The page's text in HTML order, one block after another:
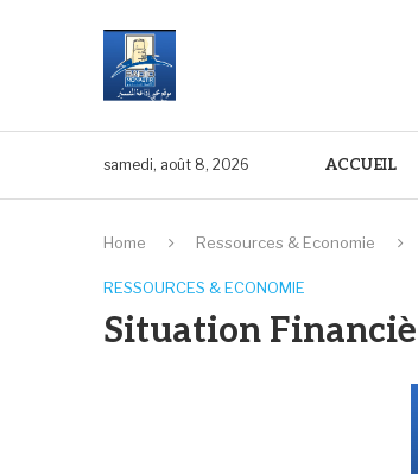
samedi, août 8, 2026 ACCUEIL
Home Ressources & Economie
RESSOURCES & ECONOMIE
Situation